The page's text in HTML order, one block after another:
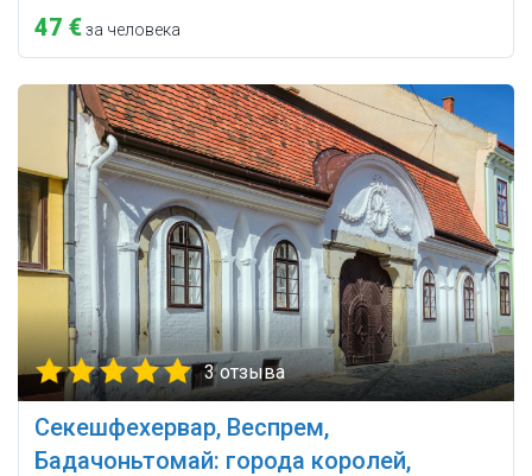
47 €за человека
3 отзыва
Секешфехервар, Веспрем,
Бадачоньтомай: города королей,